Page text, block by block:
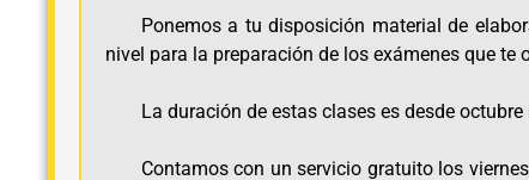
Ponemos a tu disposición material de
nivel para la preparación de los exámenes que te
La duración de estas clases es desde
Contamos con un servicio gratuito los